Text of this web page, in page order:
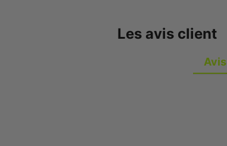
Les avis client
Avis